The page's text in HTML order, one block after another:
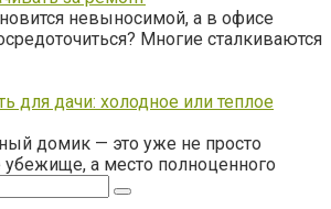
невыносимой, а в офисе
Многие сталкиваются
для дачи: холодное или теплое
домик — это уже не просто
а место полноценного